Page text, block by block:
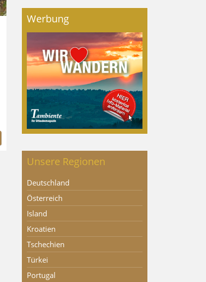
Werbung
Unsere Regionen
Deutschland
Österreich
Island
Kroatien
Tschechien
Türkei
Portugal